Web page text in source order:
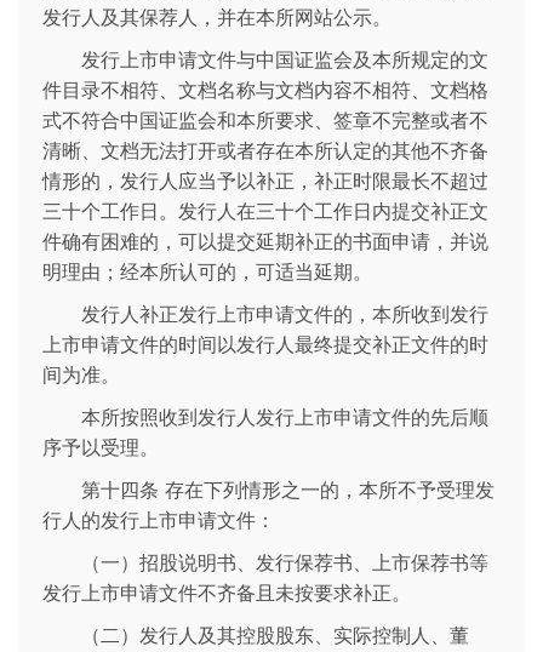
发行人及其保荐人，并在本所网站公示。
发行上市申请文件与中国证监会及本所规定的文
件目录不相符、文档名称与文档内容不相符、文档格
式不符合中国证监会和本所要求、签章不完整或者不
清晰、文档无法打开或者存在本所认定的其他不齐备
情形的，发行人应当予以补正，补正时限最长不超过
三十个工作日。发行人在三十个工作日内提交补正文
件确有困难的，可以提交延期补正的书面申请，并说
明理由；经本所认可的，可适当延期。
发行人补正发行上市申请文件的，本所收到发行
上市申请文件的时间以发行人最终提交补正文件的时
间为准。
本所按照收到发行人发行上市申请文件的先后顺
序予以受理。
第十四条 存在下列情形之一的，本所不予受理发
行人的发行上市申请文件：
（一）招股说明书、发行保荐书、上市保荐书等
发行上市申请文件不齐备且未按要求补正。
（二）发行人及其控股股东、实际控制人、董